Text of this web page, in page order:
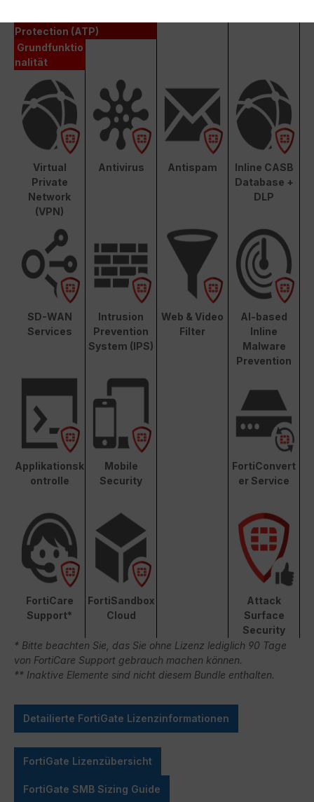
Protection (ATP)
Grundfunktio
nalität
Virtual
Private
Network
(VPN)
Antivirus Antispam
Inline CASB
Database +
DLP
SD-WAN
Services
Intrusion
Prevention
System (IPS)
Web & Video
Filter
AI-based
Inline
Malware
Prevention
Applikationsk
ontrolle
Mobile
Security
FortiConvert
er Service
FortiCare
Support*
FortiSandbox
Cloud
Attack
Surface
Security
* Bitte beachten Sie, das Sie ohne Lizenz lediglich 90 Tage
von FortiCare Support gebrauch machen können.
** Inaktive Elemente sind nicht diesem Bundle enthalten.
Detailierte FortiGate Lizenzinformationen
FortiGate Lizenzübersicht
FortiGate SMB Sizing Guide